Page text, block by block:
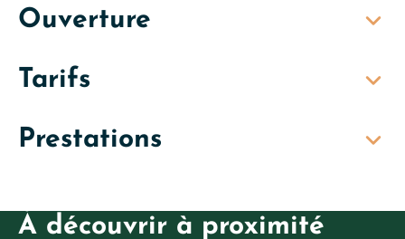
Ouverture
Tarifs
Prestations
À découvrir à proximité